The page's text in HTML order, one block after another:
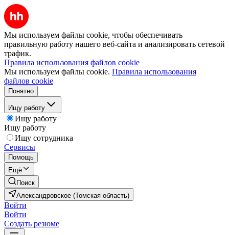
Мы используем файлы cookie, чтобы обеспечивать
правильную работу нашего веб-сайта и анализировать сетевой
трафик.
Правила использования файлов cookie
Мы используем файлы cookie. Правила использования
файлов cookie
Понятно
Ищу работу
Ищу работу
Ищу работу
Ищу сотрудника
Сервисы
Помощь
Ещё
Поиск
Александровское (Томская область)
Войти
Войти
Создать резюме